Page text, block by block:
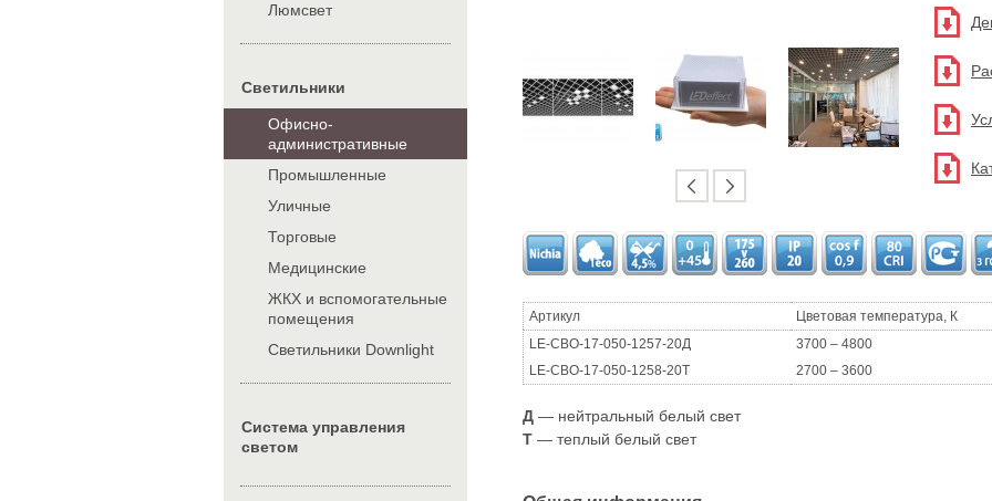
Люмсвет
Cветильники
Офисно-
административные
Промышленные
Уличные
Торговые
Медицинские
ЖКХ и вспомогательные
помещения
Cветильники Downlight
Система управления
светом
Артикул Цветовая температура, К
LE-СВО-17-050-1257-20Д
3700 – 4800
LE-СВО-17-050-1258-20Т
2700 – 3600
Д — нейтральный белый свет
Т — теплый белый свет